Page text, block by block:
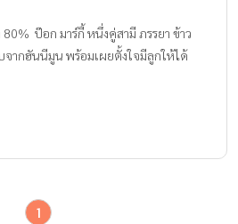
ป๊อก มาร์กี้ หนึ่งคู่สามี ภรรยา ข้าว
ากฮันนีมูน พร้อมเผยตั้งใจมีลูกให้ได้
1